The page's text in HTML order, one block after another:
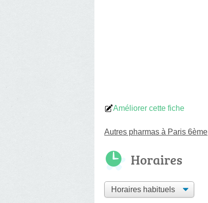
Améliorer cette fiche
Autres pharmas à Paris 6ème
Horaires